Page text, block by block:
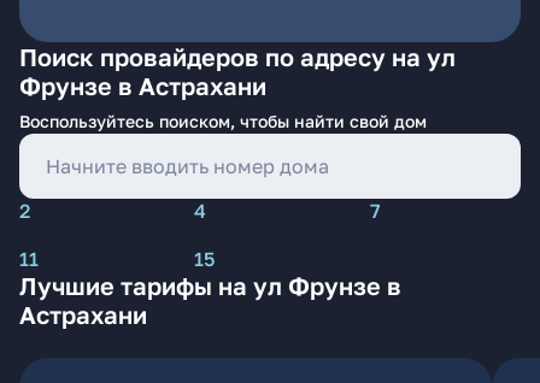
Поиск провайдеров по адресу на ул
Фрунзе в Астрахани
Воспользуйтесь поиском, чтобы найти свой дом
2 4
7
11
15
Лучшие тарифы на ул Фрунзе в
Астрахани